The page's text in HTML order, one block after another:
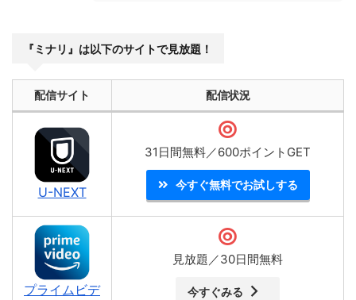
『ミナリ』は以下のサイトで見放題！
配信サイト 配信状況
U-NEXT
31日間無料／600ポイントGET
今すぐ無料でお試しする
プライムビデ
見放題／30日間無料
今すぐみる